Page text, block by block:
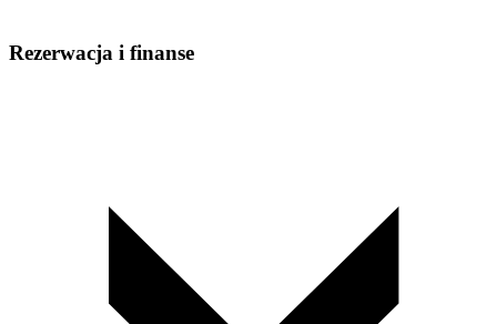
Rezerwacja i finanse